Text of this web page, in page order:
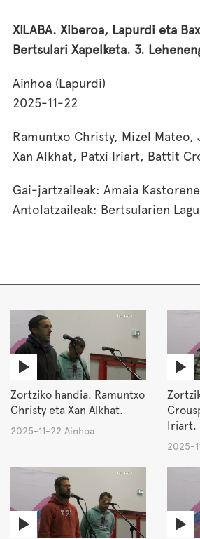
XILABA. Xiberoa, Lapurdi eta
Bertsulari Xapelketa. 3.
Ainhoa (Lapurdi)
2025-11-22
Ramuntxo Christy, Mizel Mateo,
Xan Alkhat, Patxi Iriart, Battit
Gai-jartzaileak: Amaia
Antolatzaileak: Bertsularien
Zortziko handia. Ramuntxo
Christy eta Xan Alkhat.
2025-11-22 Ainhoa
Iriart.
2025-